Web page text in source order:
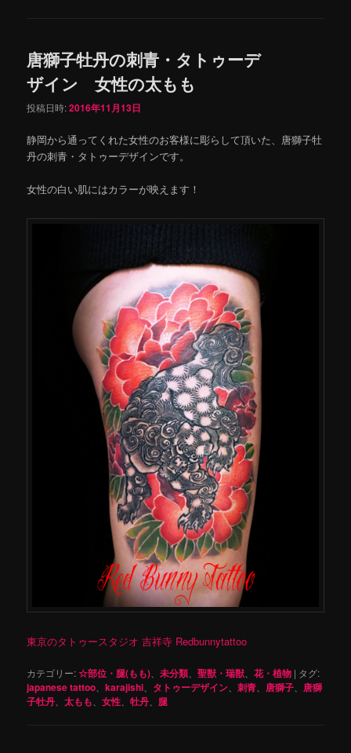
唐獅子牡丹の刺青・タトゥーデ
ザイン 女性の太もも
投稿日時:2016年11月13日
静岡から通ってくれた女性のお客様に彫らして頂いた、唐獅子牡
丹の刺青・タトゥーデザインです。
女性の白い肌にはカラーが映えます！
東京のタトゥースタジオ 吉祥寺 Redbunnytattoo
カテゴリー:☆部位・腿(もも) 、未分類 、聖獣・瑞獣 、花・植物 | タグ:
japanese tattoo 、karajishi タトゥーデザイン 、刺青 唐獅子
唐獅
子牡丹 、太もも 、女性 、牡丹 腿